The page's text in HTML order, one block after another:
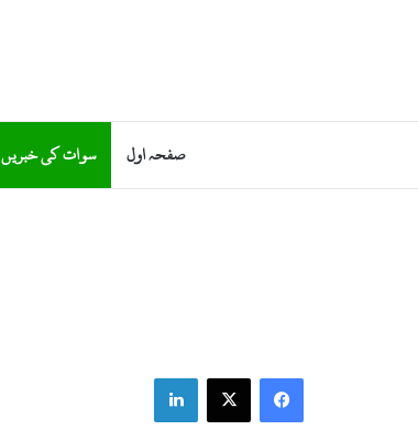
صفحہ اول سوات کی خبریں
Facebook
X
LinkedIn